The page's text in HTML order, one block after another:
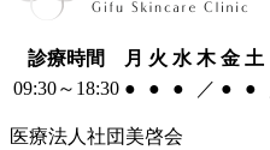
診療時間 月 火 水 木 金 土
09:30～18:30 ● ● ● ／ ● ●
医療法人社団美啓会